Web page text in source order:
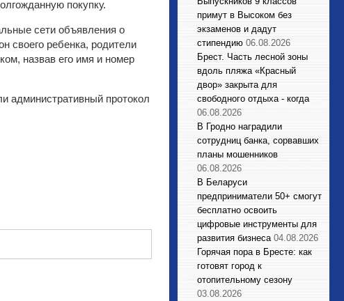
покупку.
сети объявления о
своего ребенка, родители
назвав его имя и номер
административный протокол
примут в Высоком без
экзаменов и дадут
стипендию 06.08.2026
Брест. Часть лесной зоны
вдоль пляжа «Красный
двор» закрыта для
свободного отдыха - когда
06.08.2026
В Гродно наградили
сотрудниц банка, сорвавших
планы мошенников
06.08.2026
В Беларуси
предприниматели 50+ смогут
бесплатно освоить
цифровые инструменты для
развития бизнеса 04.08.2026
Горячая пора в Бресте: как
готовят город к
отопительному сезону
03.08.2026